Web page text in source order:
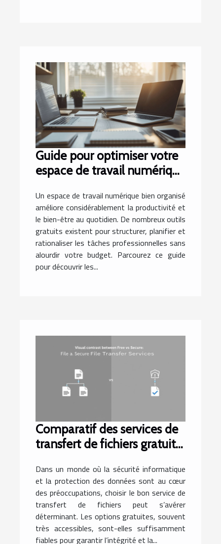
Guide pour optimiser votre
espace de travail numérique
Un espace de travail numérique bien organisé
améliore considérablement la productivité et
le bien-être au quotidien. De nombreux outils
gratuits existent pour structurer, planifier et
rationaliser les tâches professionnelles sans
alourdir votre budget. Parcourez ce guide
pour découvrir les...
Comparatif des services de
transfert de fichiers gratuits
Dans un monde où la sécurité informatique
et la protection des données sont au cœur
des préoccupations, choisir le bon service de
transfert de fichiers peut s’avérer
déterminant. Les options gratuites, souvent
très accessibles, sont-elles suffisamment
fiables pour garantir l’intégrité et la...